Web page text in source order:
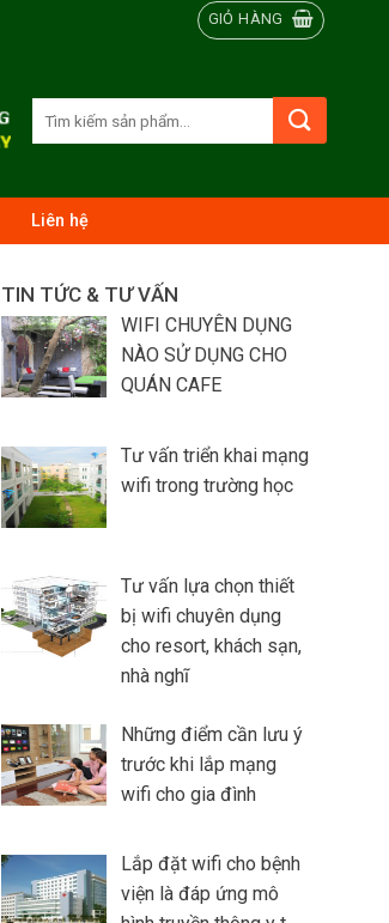
GIỎ HÀNG
Tìm
Liên hệ
TIN TỨC & TƯ VẤN
WIFI CHUYÊN DỤNG
NÀO SỬ DỤNG CHO
QUÁN CAFE
Tư vấn triển khai mạng
wifi trong trường học
Tư vấn lựa chọn thiết
bị wifi chuyên dụng
cho resort, khách sạn,
nhà nghĩ
Những điểm cần lưu ý
trước khi lắp mạng
wifi cho gia đình
Lắp đặt wifi cho bệnh
viện là đáp ứng mô